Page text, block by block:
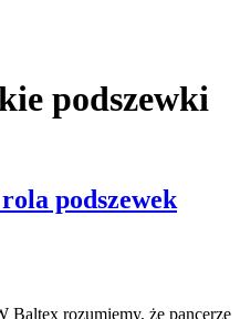
podszewki
podszewek
Baltex rozumiemy, że pancerze